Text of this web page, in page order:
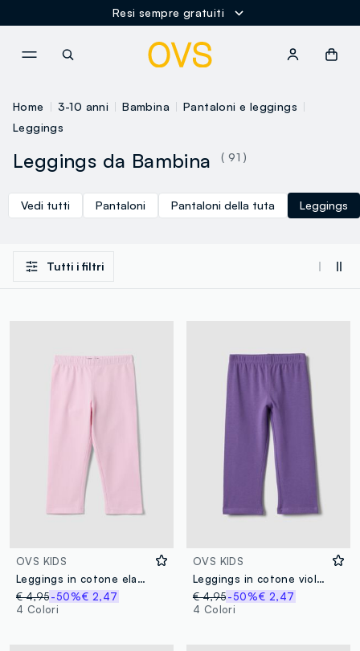
Spedizione Gratuita oltre i 60€
Home 3-10 anni Bambina
Pantaloni e leggings
Leggings
Leggings da Bambina ( 91 )
Vedi tutti Pantaloni Pantaloni della tuta Leggings
Tutti i filtri
OVS KIDS
Leggings in cotone elasticizzato rosa slim fit per bambine
€ 4,95-50%€ 2,47
4 Colori
OVS KIDS
Leggings in cotone viola skinny fit per bambine
€ 4,95-50%€ 2,47
4 Colori